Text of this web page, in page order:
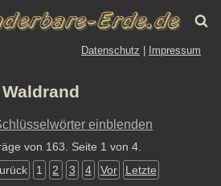
Datenschutz Impressum
Waldrand
einblenden
von 163. Seite 1 von 4.
1 2 3 4 Vor Letzte